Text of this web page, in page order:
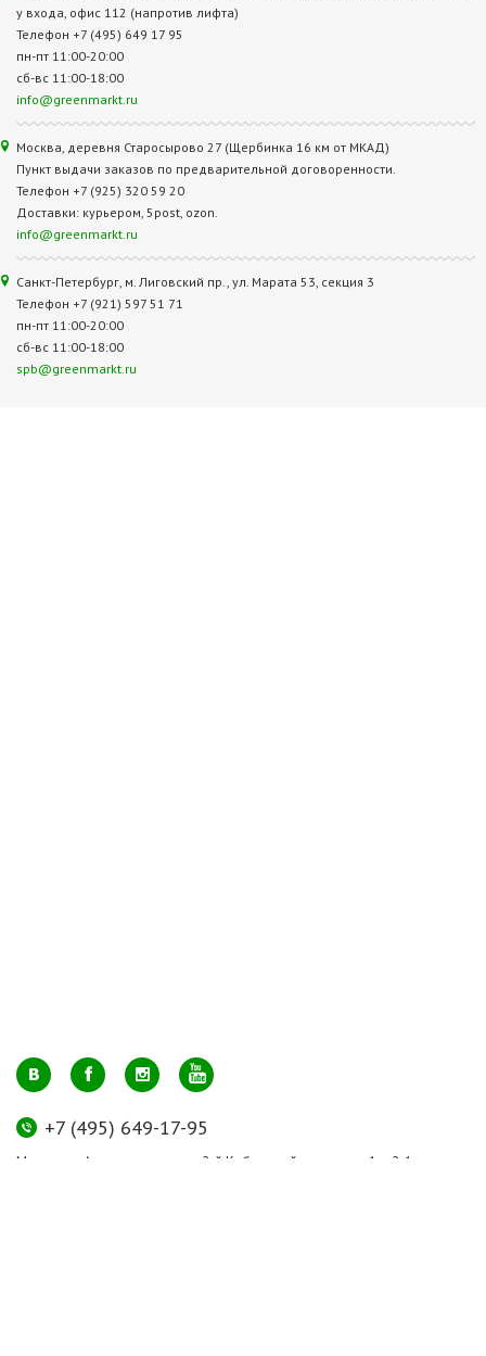
у входа, офис 112 (напротив лифта)
Телефон +7 (495) 649 17 95
пн-пт 11:00-20:00
сб-вс 11:00-18:00
info@greenmarkt.ru
Москва, деревня Старосырово 27 (Щербинка 16 км от МКАД)
Пункт выдачи заказов по предварительной договоренности.
Телефон +7 (925) 320 59 20
Доставки: курьером, 5post, ozon.
info@greenmarkt.ru
Санкт-Петербург, м. Лиговский пр., ул. Марата 53, секция 3
Телефон +7 (921) 597 51 71
пн-пт 11:00-20:00
сб-вс 11:00-18:00
spb@greenmarkt.ru
+7 (495) 649-17-95
Москва, м. Авиамоторная, ул. 2-й Кабельный проезд, д. 1, к.2, 1 этаж,